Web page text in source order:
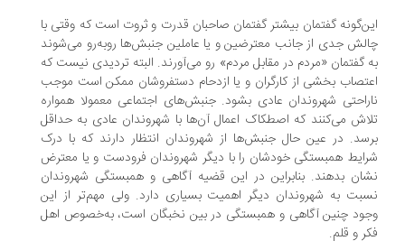
گفتمان بیشتر گفتمان صاحبان قدرت و ثروت است که وقتی با
جدی از جانب معترضین و یا عاملین جنبش‌ها روبه‌رو می‌شوند
گفتمان «مردم در مقابل مردم» رو می‌آورند. البته تردیدی نیست که
بخشی از کارگران و یا ازدحام دستفروشان ممکن است موجب
شهروندان عادی بشود. جنبش‌های اجتماعی معمولا همواره
می‌کنند که اصطکاک اعمال آن‌ها با شهروندان عادی به حداقل
در عین حال جنبش‌ها از شهروندان انتظار دارند که با درک
همبستگی خودشان را با دیگر شهروندان فرودست و یا معترض
بدهند. بنابراین در این قضیه آگاهی و همبستگی شهروندان
به شهروندان دیگر اهمیت بسیاری دارد. ولی مهم‌تر از این
چنین آگاهی و همبستگی در بین نخبگان است، به‌خصوص اهل
و قلم.